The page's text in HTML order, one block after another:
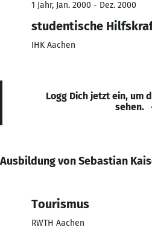
1 Jahr, Jan. 2000 - Dez. 2000
studentische
IHK Aachen
Logg Dich jetzt ein, um
sehen.
Ausbildung von Sebastian
Tourismus
RWTH Aachen